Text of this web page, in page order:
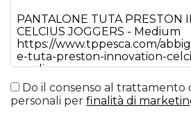
Do il consenso al trattamento
personali perfinalità di